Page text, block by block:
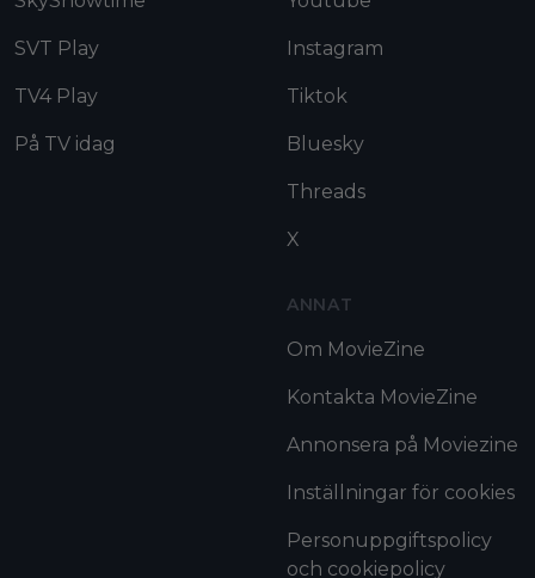
SVT Play
TV4 Play
På TV idag
Instagram
Tiktok
Bluesky
Threads
X
ANNAT
Om MovieZine
Kontakta MovieZine
Annonsera på Moviezine
Inställningar för cookies
Personuppgiftspolicy
och cookiepolicy